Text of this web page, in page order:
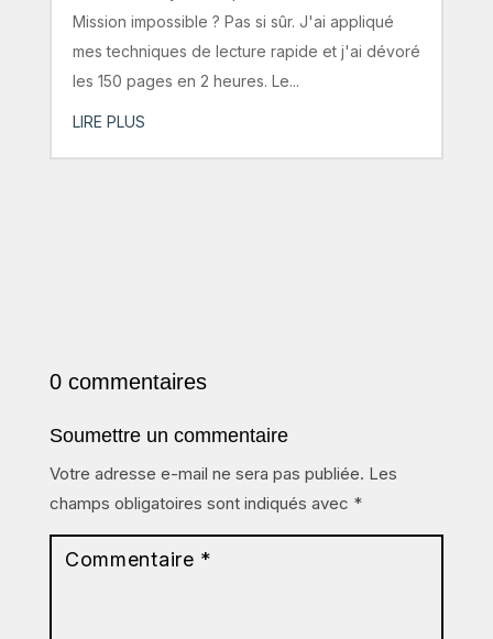
Mission impossible ? Pas si sûr. J'ai appliqué
mes techniques de lecture rapide et j'ai dévoré
les 150 pages en 2 heures. Le...
LIRE PLUS
0 commentaires
Soumettre un commentaire
Votre adresse e-mail ne sera pas publiée. Les
champs obligatoires sont indiqués avec *